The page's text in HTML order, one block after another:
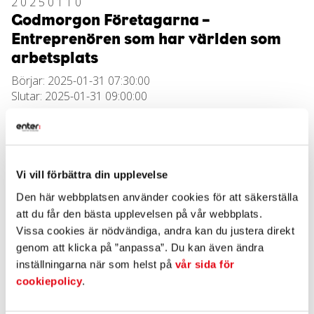
Vi vill förbättra din upplevelse
Den här webbplatsen använder cookies för att säkerställa
att du får den bästa upplevelsen på vår webbplats.
Vissa cookies är nödvändiga, andra kan du justera direkt
genom att klicka på ”anpassa”. Du kan även ändra
inställningarna när som helst på vår sida för
cookiepolicy.
Godmorgon Företagarna –
Entreprenören som har världen som
arbetsplats
Börjar: 2025-01-31 07:30:00
Slutar: 2025-01-31 09:00:00
Hör Stefan Axelsson dela med sig av sin resa som
driva företag på en global arena. Stefan kommer att bjuda
hur du kan tänka stort, våga mer och skapa framgång i en
ständigt föränderlig värld.
• Hur håller man bollarna i luften utan att tappa fokus?
• Vad krävs för att lyckas på en internationell marknad?
• Vilka utmaningar och möjligheter följer med att ha världen
som sin arbetsplats?